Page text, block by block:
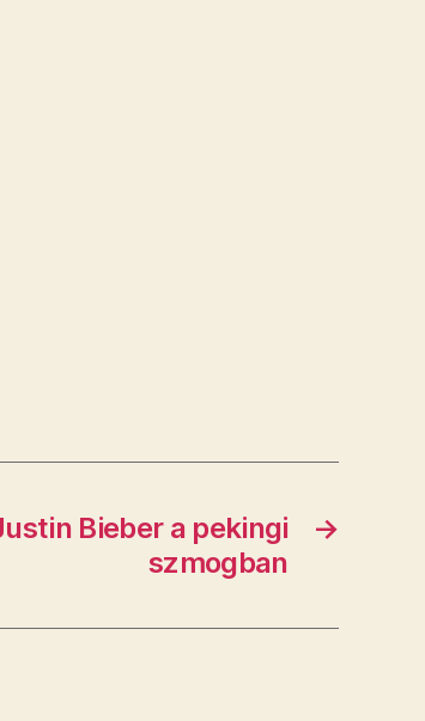
→
Bieber a pekingi
szmogban